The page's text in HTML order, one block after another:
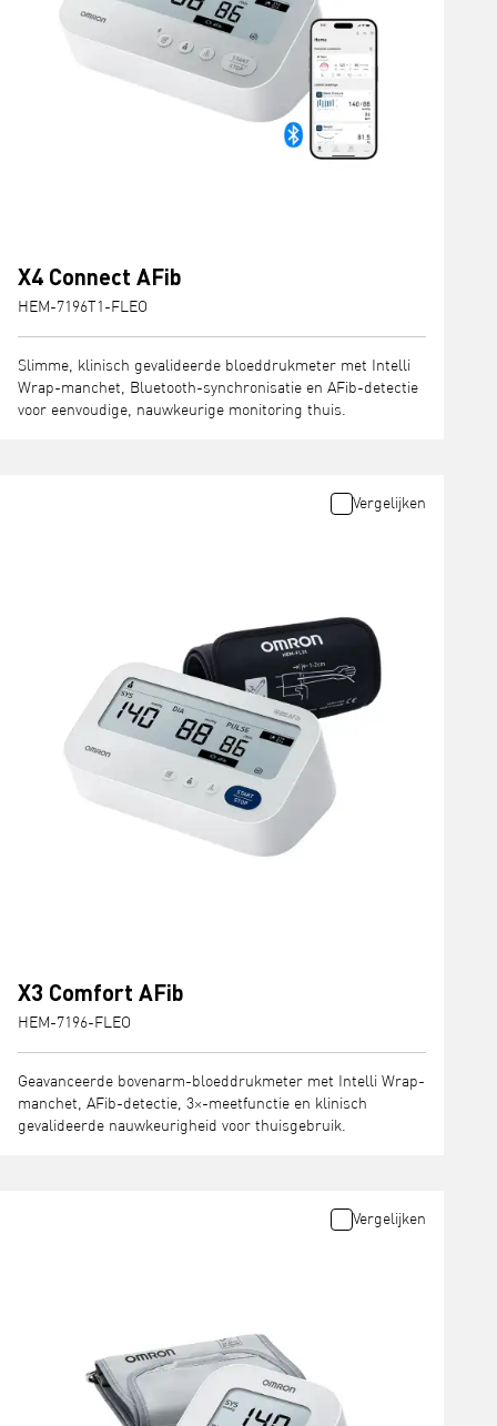
X4 Connect AFib
HEM-7196T1-FLEO
Slimme, klinisch gevalideerde bloeddrukmeter met Intelli
Wrap-manchet, Bluetooth-synchronisatie en AFib-detectie
voor eenvoudige, nauwkeurige monitoring thuis.
X3 Comfort AFib
HEM-7196-FLEO
Geavanceerde bovenarm-bloeddrukmeter met Intelli Wrap-
manchet, AFib-detectie, 3×-meetfunctie en klinisch
gevalideerde nauwkeurigheid voor thuisgebruik.
Vergelijken
Vergelijken